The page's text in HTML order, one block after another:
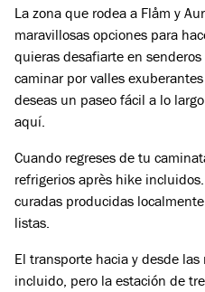
La zona que rodea a Flåm y
maravillosas opciones para
quieras desafiarte en
caminar por valles
deseas un paseo fácil a lo
aquí.
Cuando regreses de tu
refrigerios après hike
curadas producidas
listas.
El transporte hacia y desde
incluido, pero la estación de